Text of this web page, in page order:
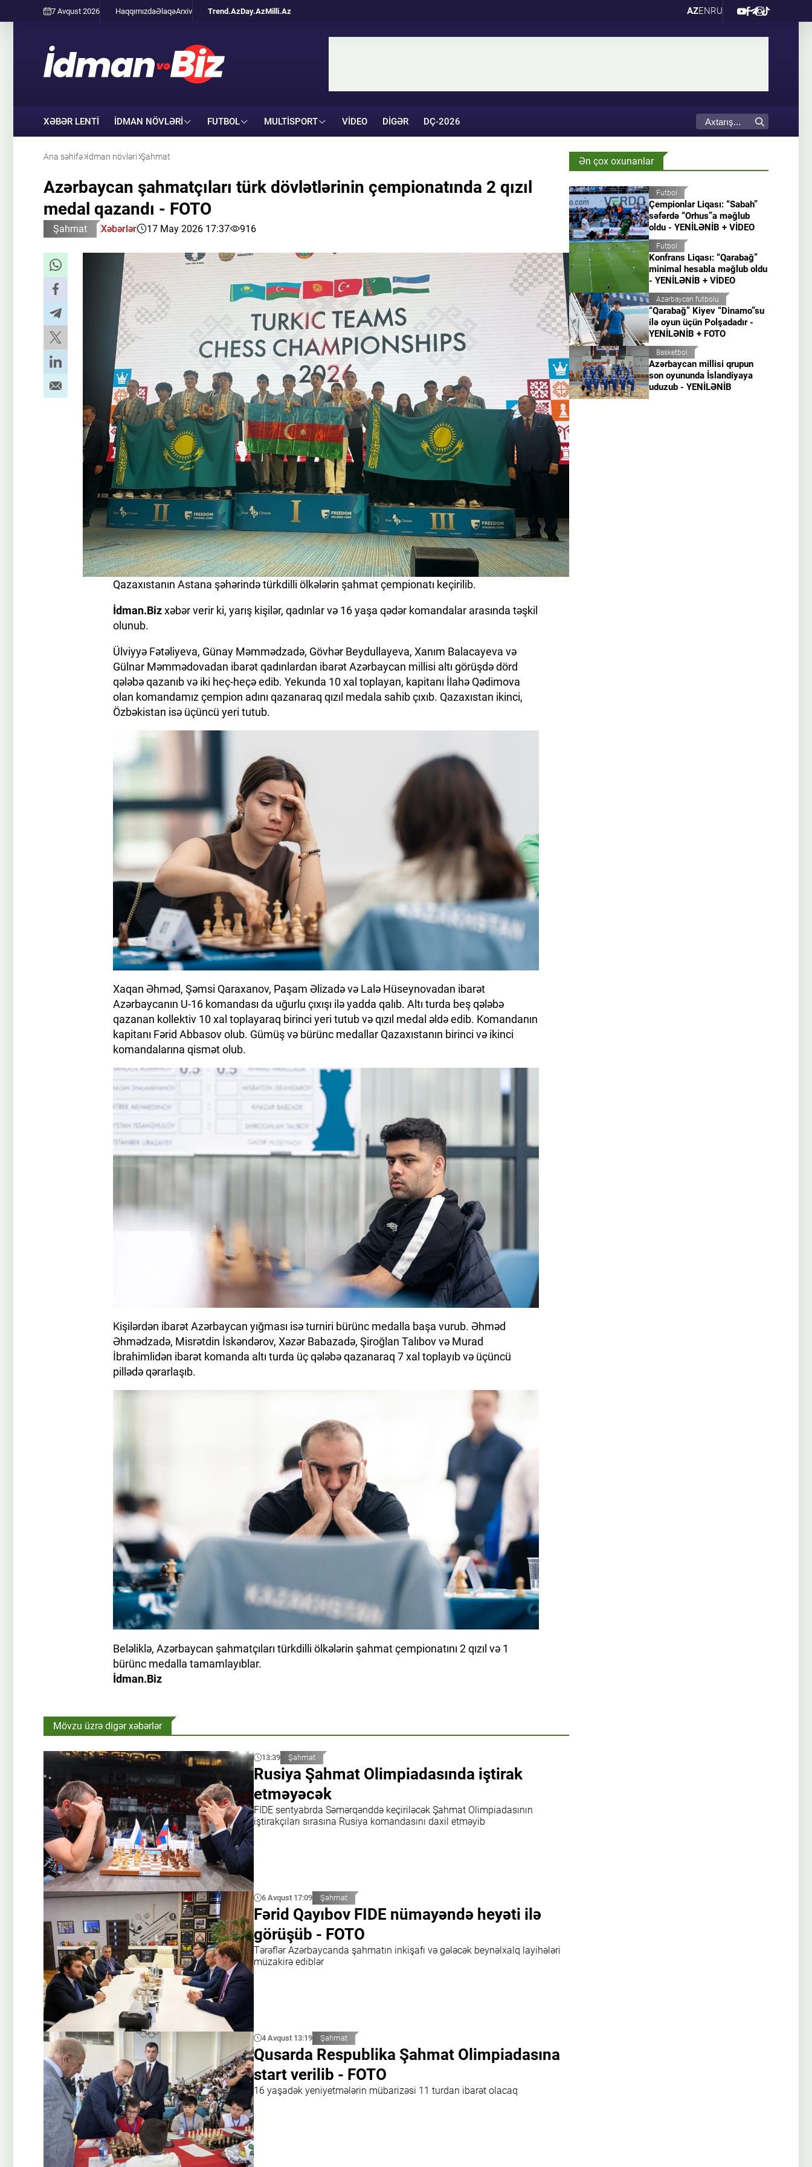
7 Avqust 2026 HaqqımızdaƏlaqəArxiv Trend.AzDay.AzMilli.Az AZENRU
XƏBƏR LENTİ İDMAN NÖVLƏRI FUTBOL MULTISPORT VIDEO DIGƏR DÇ-2026
Ana səhifə İdman növləri Şahmat
Azərbaycan şahmatçıları türk dövlətlərinin çempionatında 2 qızıl
medal qazandı - FOTO
Şahmat Xəbərlər 17 May 2026 17:37 916
Qazaxıstanın Astana şəhərində türkdilli ölkələrin şahmat çempionatı keçirilib.
İdman.Bizxəbər verir ki, yarış kişilər, qadınlar və 16 yaşa qədər komandalar arasında təşkil
olunub.
Ülviyyə Fətəliyeva, Günay Məmmədzadə, Gövhər Beydullayeva, Xanım Balacayeva və
Gülnar Məmmədovadan ibarət qadınlardan ibarət Azərbaycan millisi altı görüşdə dörd
qələbə qazanıb və iki heç-heçə edib. Yekunda 10 xal toplayan, kapitanı İlahə Qədimova
olan komandamız çempion adını qazanaraq qızıl medala sahib çıxıb. Qazaxıstan ikinci,
Özbəkistan isə üçüncü yeri tutub.
Xaqan Əhməd, Şəmsi Qaraxanov, Paşam Əlizadə və Lalə Hüseynovadan ibarət
Azərbaycanın U-16 komandası da uğurlu çıxışı ilə yadda qalıb. Altı turda beş qələbə
qazanan kollektiv 10 xal toplayaraq birinci yeri tutub və qızıl medal əldə edib. Komandanın
kapitanı Fərid Abbasov olub. Gümüş və bürünc medallar Qazaxıstanın birinci və ikinci
komandalarına qismət olub.
Kişilərdən ibarət Azərbaycan yığması isə turniri bürünc medalla başa vurub. Əhməd
Əhmədzadə, Misrətdin İskəndərov, Xəzər Babazadə, Şiroğlan Talıbov və Murad
İbrahimlidən ibarət komanda altı turda üç qələbə qazanaraq 7 xal toplayıb və üçüncü
pillədə qərarlaşıb.
Beləliklə, Azərbaycan şahmatçıları türkdilli ölkələrin şahmat çempionatını 2 qızıl və 1
bürünc medalla tamamlayıblar.
İdman.Biz
Mövzu üzrə digər xəbərlər
13:39 Şahmat
Rusiya Şahmat Olimpiadasında iştirak
etməyəcək
FIDE sentyabrda Səmərqənddə keçiriləcək Şahmat Olimpiadasının
iştirakçıları sırasına Rusiya komandasını daxil etməyib
6 Avqust 17:09 Şahmat
Fərid Qayıbov FIDE nümayəndə heyəti ilə
görüşüb - FOTO
Tərəflər Azərbaycanda şahmatın inkişafı və gələcək beynəlxalq layihələri
müzakirə ediblər
4 Avqust 13:19 Şahmat
Qusarda Respublika Şahmat Olimpiadasına
start verilib - FOTO
16 yaşadək yeniyetmələrin mübarizəsi 11 turdan ibarət olacaq
Ən çox oxunanlar
Futbol
Çempionlar Liqası: “Sabah”
səfərdə “Orhus”a məğlub
oldu - YENİLƏNİB + VİDEO
Futbol
Konfrans Liqası: “Qarabağ”
minimal hesabla məğlub oldu
- YENİLƏNİB + VİDEO
Azərbaycan futbolu
“Qarabağ” Kiyev “Dinamo”su
ilə oyun üçün Polşadadır -
YENİLƏNİB + FOTO
Basketbol
Azərbaycan millisi qrupun
son oyununda İslandiyaya
uduzub - YENİLƏNİB